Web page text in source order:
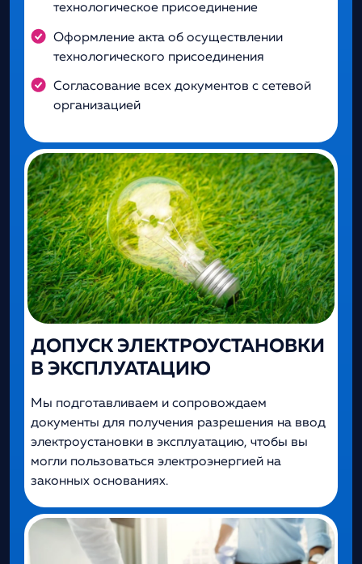
технологическое присоединение
Оформление акта об осуществлении
технологического присоединения
Согласование всех документов с сетевой
организацией
ДОПУСК ЭЛЕКТРОУСТАНОВКИ
В ЭКСПЛУАТАЦИЮ
Мы подготавливаем и сопровождаем
документы для получения разрешения на ввод
электроустановки в эксплуатацию, чтобы вы
могли пользоваться электроэнергией на
законных основаниях.